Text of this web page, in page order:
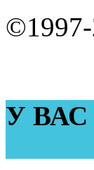
©1997-
У